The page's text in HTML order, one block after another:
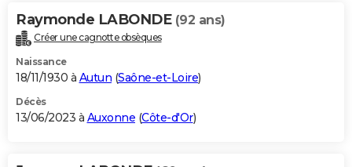
Raymonde LABONDE (92 ans)
Créer une cagnotte obsèques
Naissance
18/11/1930 à Autun (Saône-et-Loire)
Décès
13/06/2023 à Auxonne (Côte-d'Or)